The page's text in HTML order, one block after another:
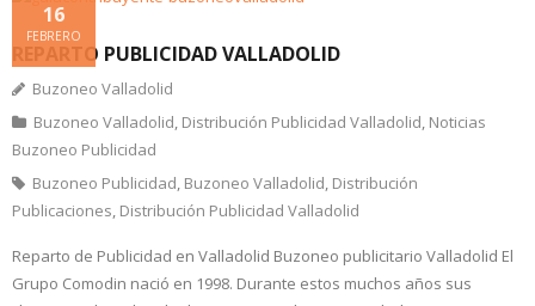
RR.HH.
- Noticias Buzoneo Publicidad
REPARTO PUBLICIDAD VALLADOLID
16
FEBRERO
Buzoneo Valladolid
Buzoneo Valladolid, Distribución Publicidad Valladolid, Noticias
Buzoneo Publicidad
Buzoneo Publicidad, Buzoneo Valladolid, Distribución
Publicaciones, Distribución Publicidad Valladolid
Reparto de Publicidad en Valladolid Buzoneo publicitario Valladolid El
Grupo Comodin nació en 1998. Durante estos muchos años sus